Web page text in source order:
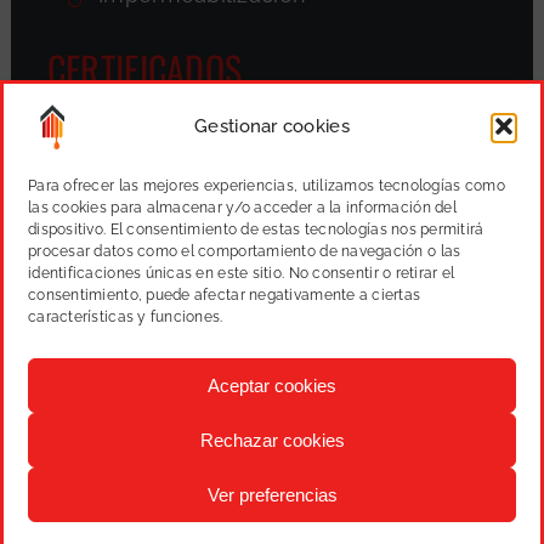
Gestionar cookies
Para ofrecer las mejores experiencias, utilizamos tecnologías como
las cookies para almacenar y/o acceder a la información del
dispositivo. El consentimiento de estas tecnologías nos permitirá
procesar datos como el comportamiento de navegación o las
identificaciones únicas en este sitio. No consentir o retirar el
consentimiento, puede afectar negativamente a ciertas
características y funciones.
Aceptar cookies
Rechazar cookies
Ver preferencias
CERTIFICADOS
Pintura, reformas y proyectos
legal|Política de privacidad|Cookies|Diseño web: